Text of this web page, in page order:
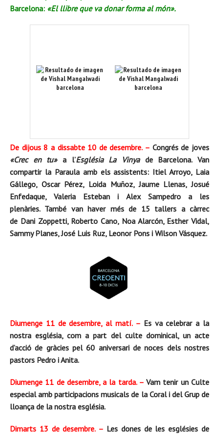
Barcelona: «El llibre que va donar forma al món».
De dijous 8 a dissabte 10 de desembre. – Congrés de joves
«Crec en tu»a l’Església La Vinyade Barcelona.Van
compartir la Paraula amb els assistents: Itiel Arroyo, Laia
Gállego, Oscar Pérez, Loida Muñoz, Jaume Llenas, Josué
Enfedaque, Valeria Esteban i Alex Sampedro a les
plenàries. També van haver més de 15 tallers a càrrec
de Dani Zoppetti, Roberto Cano, Noa Alarcón, Esther Vidal,
Sammy Planes, José Luis Ruz, Leonor Pons i Wilson Vásquez.
Diumenge 11 de desembre, al matí. –Es va celebrar a la
nostra església, com a part del culte dominical, un acte
d’acció de gràcies pel 60 aniversari de noces dels nostres
pastors Pedro i Anita.
Diumenge 11 de desembre, a la tarda. –Vam tenir un Culte
especial amb participacions musicals de la Coral i del Grup de
lloança de la nostra església.
Dimarts 13 de desembre. – Les dones de les esglésies de